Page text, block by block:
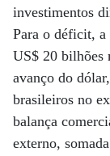
investimentos
Para o déficit, a
US$ 20 bilhões
avanço do
brasileiros no
balança
externo,